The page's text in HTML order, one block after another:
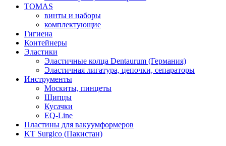
TOMAS
винты и наборы
комплектующие
Гигиена
Контейнеры
Эластики
Эластичные колца Dentaurum (Германия)
Эластичная лигатура, цепочки, сепараторы
Инструменты
Москиты, пинцеты
Щипцы
Кусачки
EQ-Line
Пластины для вакуумформеров
KT Surgico (Пакистан)